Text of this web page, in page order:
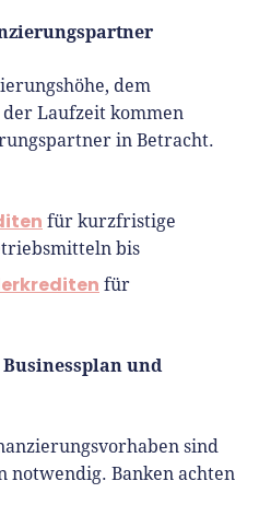
dem
Laufzeit kommen
in Betracht.
für kurzfristige
bis
für
und
sind
notwendig. Banken achten